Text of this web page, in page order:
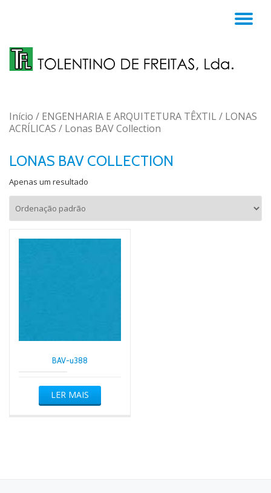
content
Início / ENGENHARIA E ARQUITETURA TÊXTIL / LONAS
ACRÍLICAS / Lonas BAV Collection
LONAS BAV COLLECTION
Apenas um resultado
BAV-u388
LER MAIS